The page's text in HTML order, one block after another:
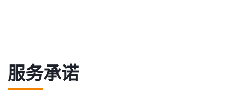
服务承诺